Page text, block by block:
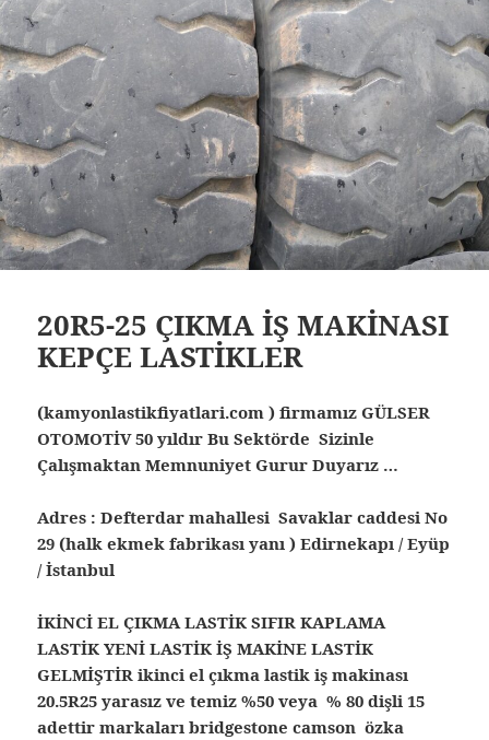
20R5-25 ÇIKMA İŞ MAKİNASI
KEPÇE LASTİKLER
(kamyonlastikfiyatlari.com ) firmamız GÜLSER
OTOMOTİV 50 yıldır Bu Sektörde Sizinle
Çalışmaktan Memnuniyet Gurur Duyarız …
Adres : Defterdar mahallesi Savaklar caddesi No
29 (halk ekmek fabrikası yanı ) Edirnekapı / Eyüp
/ İstanbul
İKİNCİ EL ÇIKMA LASTİK SIFIR KAPLAMA
LASTİK YENİ LASTİK İŞ MAKİNE LASTİK
GELMİŞTİR ikinci el çıkma lastik iş makinası
20.5R25 yarasız ve temiz %50 veya % 80 dişli 15
adettir markaları bridgestone camson özka